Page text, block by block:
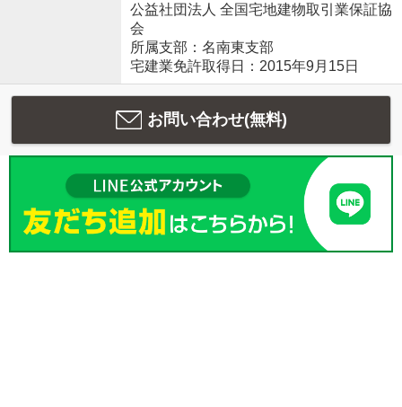
公益社団法人 全国宅地建物取引業保証協
会
所属支部：名南東支部
宅建業免許取得日：2015年9月15日
お問い合わせ(無料)